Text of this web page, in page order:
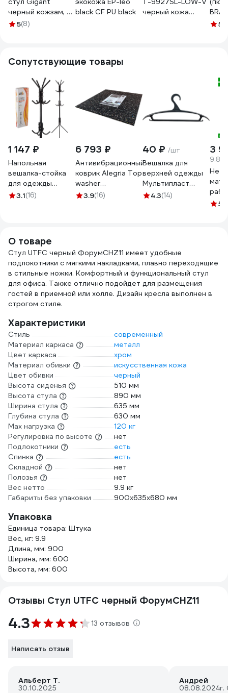
черный кожзам, с
подлокотниками
5(8)
black CF PU black
черный кожа
108
5
Сопутствующие товары
1 147 ₽
Напольная
вешалка-стойка
для одежды
Рыжий кот
3.1(16)
6 793 ₽
Антивибрационный
коврик Alegria Top
washer
600x600x10 мм
3.9(16)
40 ₽ /шт
Вешалка для
верхней одежды
Мультипласт
Групп размер 48-
4.3(14)
3
9.81
5
О товаре
Стул UTFC черный ФорумСНZ11 имеет удобные
подлокотники с мягкими накладками, плавно переходящие
в стильные ножки. Комфортный и функциональный стул
для офиса. Также отлично подойдет для размещения
гостей в приемной или холле. Дизайн кресла выполнен в
строгом стиле.
Характеристики
Стиль
современный
Материал каркаса
металл
Цвет каркаса
хром
Материал обивки
искусственная кожа
Цвет обивки
черный
Высота сиденья
510 мм
Высота стула
890 мм
Ширина стула
635 мм
Глубина стула
630 мм
Max нагрузка
120 кг
Регулировка по высоте
нет
Подлокотники
есть
Спинка
есть
Складной
нет
Полозья
нет
Вес нетто
9.9 кг
Габариты без упаковки
900х635х680 мм
Упаковка
Единица товара: Штука
Вес, кг: 9.9
Длина, мм: 900
Ширина, мм: 600
Высота, мм: 600
Отзывы Стул UTFC черный ФорумСНZ11
4.3 13 отзывов
Написать отзыв
Альберт Т.
30.10.2025
Андрей
08.08.2024г.